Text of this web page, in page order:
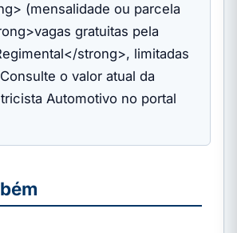
(mensalidade ou parcela
gratuitas pela
strong>, limitadas
o valor atual da
Automotivo no portal